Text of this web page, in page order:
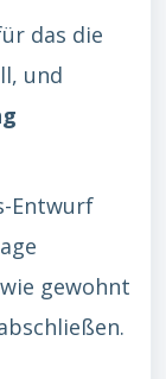
das die
und
Entwurf
gewohnt